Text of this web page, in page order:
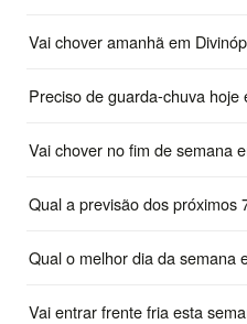
Vai chover amanhã em
Preciso de guarda-chuva hoje
Vai chover no fim de semana
Qual a previsão dos próximos
Qual o melhor dia da semana
Vai entrar frente fria esta